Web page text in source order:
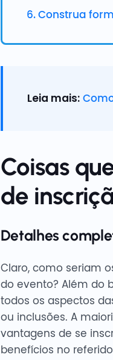
6. Construa
Leia mais:
Coisas
de
Detalhes
Claro, como seriam
do evento? Além do
todos os aspectos
ou inclusões. A
vantagens de se
benefícios no